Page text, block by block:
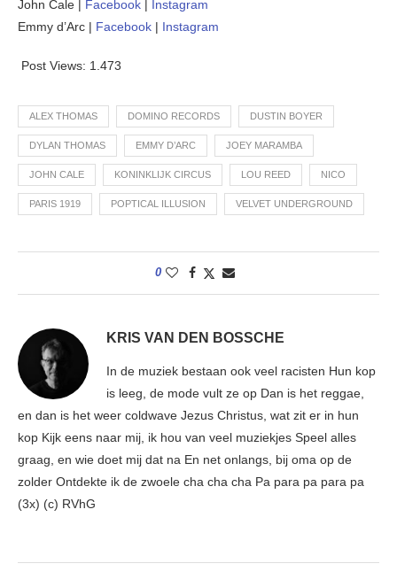
John Cale | Facebook | Instagram
Emmy d’Arc | Facebook | Instagram
Post Views: 1.473
ALEX THOMAS DOMINO RECORDS DUSTIN BOYER
DYLAN THOMAS EMMY D’ARC JOEY MARAMBA
JOHN CALE KONINKLIJK CIRCUS LOU REED NICO
PARIS 1919 POPTICAL ILLUSION VELVET UNDERGROUND
0
KRIS VAN DEN BOSSCHE
In de muziek bestaan ook veel racisten Hun kop
is leeg, de mode vult ze op Dan is het reggae,
en dan is het weer coldwave Jezus Christus, wat zit er in hun
kop Kijk eens naar mij, ik hou van veel muziekjes Speel alles
graag, en wie doet mij dat na En net onlangs, bij oma op de
zolder Ontdekte ik de zwoele cha cha cha Pa para pa para pa
(3x) (c) RVhG